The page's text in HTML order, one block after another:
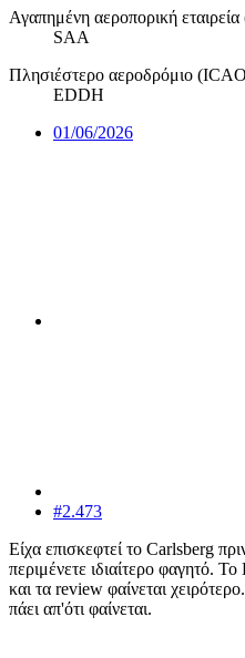
Αγαπημένη αεροπορική
SAA
Πλησιέστερο αεροδρόμιο
EDDH
01/06/2026
#2.473
Είχα επισκεφτεί το Carlsberg
περιμένετε ιδιαίτερο φαγητό.
και τα review φαίνεται
πάει απ'ότι φαίνεται.